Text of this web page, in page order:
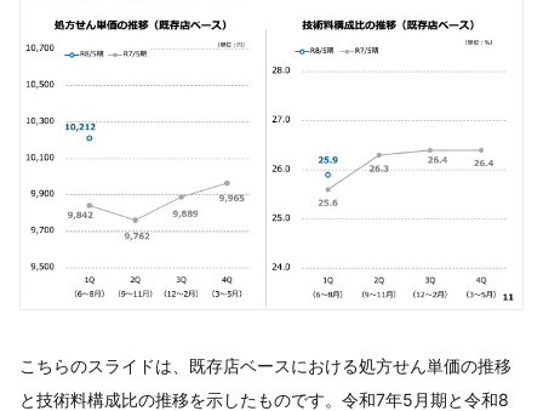
こちらのスライドは、既存店ベースにおける処方せん単価の推移
と技術料構成比の推移を示したものです。令和7年5月期と令和8